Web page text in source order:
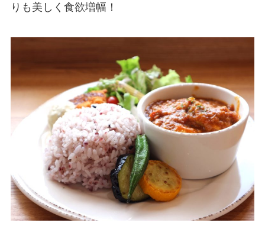
りも美しく食欲増幅！